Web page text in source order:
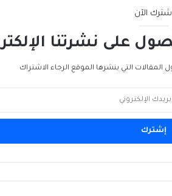
من الغاز إلى الجغرافيا
خط نيجيريا–المغرب؟
هرمز… لكن البحر الأحمر
الآن
على نشرتنا
المقالات التي ينشرها الموقع الرجاء الاشتراك